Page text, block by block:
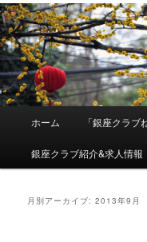
メインコンテンツへ移
サブコンテンツへ移動
ホーム 「銀座クラブ
銀座クラブ紹介&求人情報
月別アーカイブ:2013年9月